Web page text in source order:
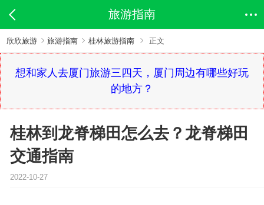
旅游指南
欣欣旅游 旅游指南 桂林旅游指南 正文
想和家人去厦门旅游三四天，厦门周边有哪些好玩
的地方？
桂林到龙脊梯田怎么去？龙脊梯田
交通指南
2022-10-27